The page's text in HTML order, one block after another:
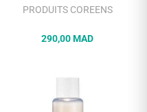
100ML
PRODUITS COREENS
290,00 MAD